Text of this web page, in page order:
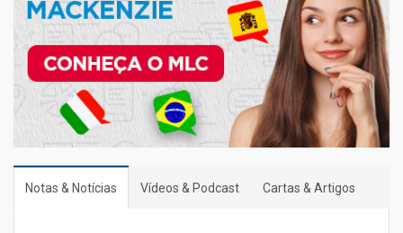
Notas & Notícias Vídeos & Podcast Cartas & Artigos